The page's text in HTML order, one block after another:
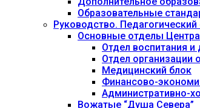
Образовательные
Руководство. Педагогический
Основные отделы Центра
Отдел воспитания и
Отдел организации
Медицинский блок
Финансово-
Административно-
Вожатые “Душа Севера”